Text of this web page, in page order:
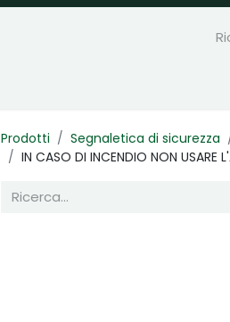
Prodotti Segnaletica di sicurezza
IN CASO DI INCENDIO NON USARE